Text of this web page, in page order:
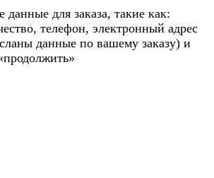
данные для заказа, такие как:
телефон, электронный адрес
данные по вашему заказу) и